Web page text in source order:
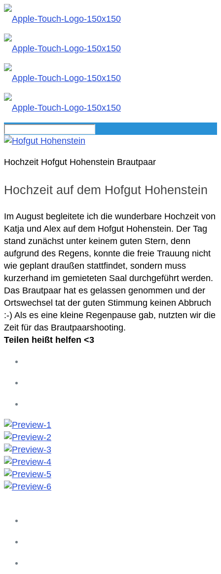
Hochzeit Hofgut Hohenstein Brautpaar
Hochzeit auf dem Hofgut Hohenstein
Im August begleitete ich die wunderbare Hochzeit von
Katja und Alex auf dem Hofgut Hohenstein. Der Tag
stand zunächst unter keinem guten Stern, denn
aufgrund des Regens, konnte die freie Trauung nicht
wie geplant draußen stattfindet, sondern muss
kurzerhand im gemieteten Saal durchgeführt werden.
Das Brautpaar hat es gelassen genommen und der
Ortswechsel tat der guten Stimmung keinen Abbruch
:-) Als es eine kleine Regenpause gab, nutzten wir die
Zeit für das Brautpaarshooting.
Teilen heißt helfen <3